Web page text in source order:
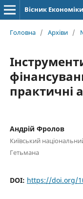
Вісник Економіки
Головна / Архіви /
практичні
Андрій Фролов
Київський
Гетьмана
DOI: https://doi.org/